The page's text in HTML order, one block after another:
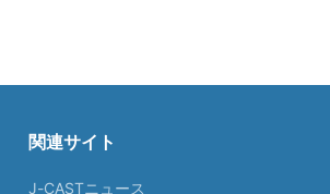
関連サイト
J-CASTニュース